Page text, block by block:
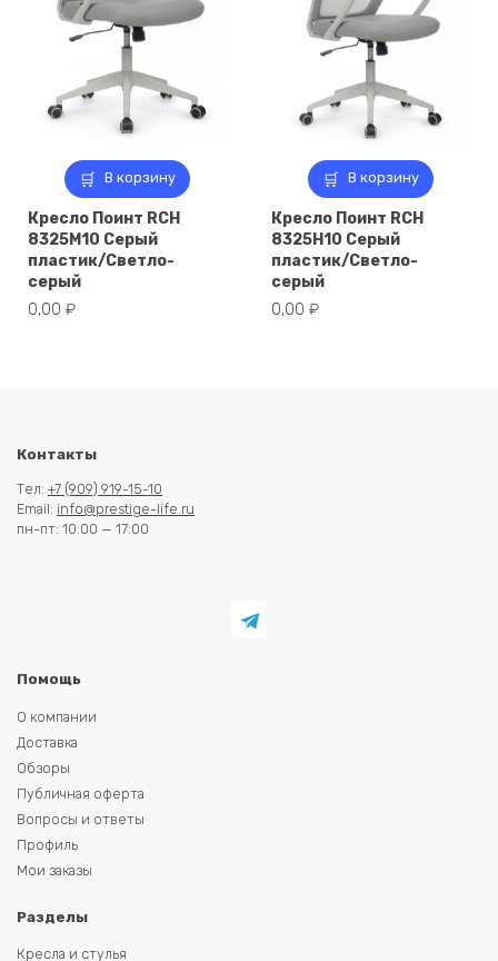
В корзину
Кресло Поинт RCH
8325M10 Серый
пластик/Светло-
серый
0,00 ₽
В корзину
Кресло Поинт RCH
8325H10 Серый
пластик/Светло-
серый
0,00 ₽
Контакты
Тел: +7 (909) 919-15-10
Email: info@prestige-life.ru
пн-пт: 10:00 — 17:00
Помощь
О компании
Доставка
Обзоры
Публичная оферта
Вопросы и ответы
Профиль
Мои заказы
Разделы
Кресла и стулья